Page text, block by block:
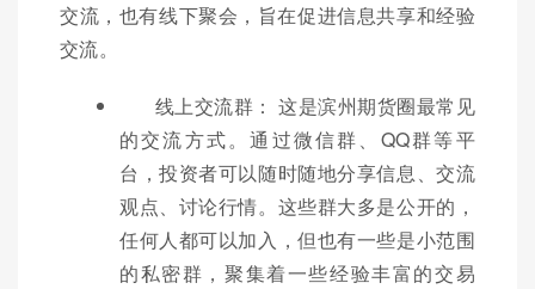
交流，也有线下聚会，旨在促进信息共享和经验
交流。
线上交流群： 这是滨州期货圈最常见
的交流方式。通过微信群、QQ群等平
台，投资者可以随时随地分享信息、交流
观点、讨论行情。这些群大多是公开的，
任何人都可以加入，但也有一些是小范围
的私密群，聚集着一些经验丰富的交易